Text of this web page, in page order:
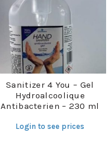
Sanitizer 4 You – Gel
Hydroalcoolique
Antibacterien – 230 ml
Login to see prices